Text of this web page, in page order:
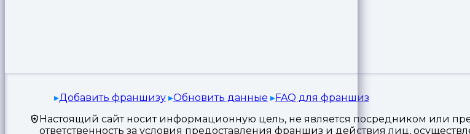
Добавить франшизу Обновить данные
FAQ для франшиз
Настоящий сайт носит информационную цель, не является посредником или
ответственность за условия предоставления франшиз и действия лиц,